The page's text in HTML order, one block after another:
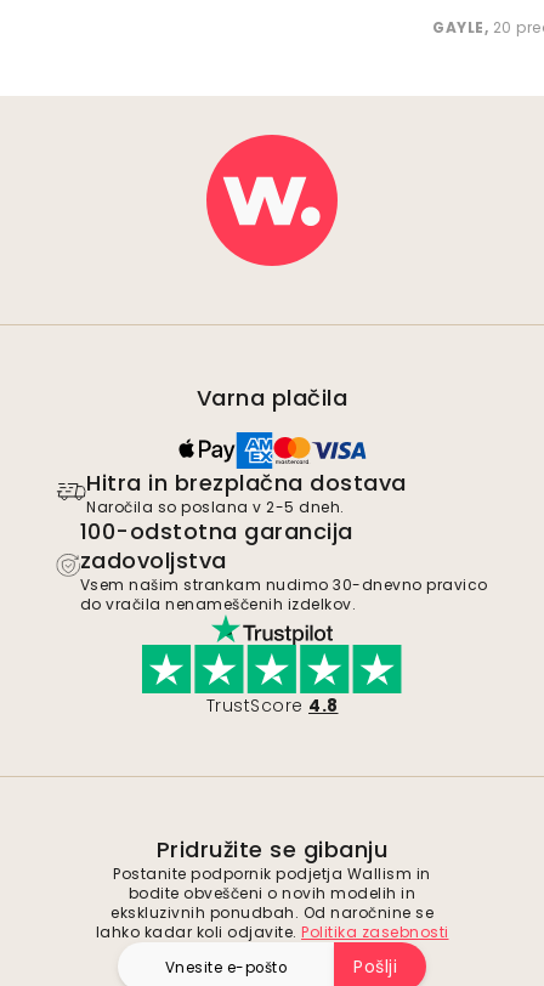
GAYLE, 20
Varna plačila
Hitra in brezplačna dostava
Naročila so poslana v 2-5 dneh.
100-odstotna garancija
zadovoljstva
Vsem našim strankam nudimo 30-dnevno pravico
do vračila nenameščenih izdelkov.
TrustScore 4.8
Pridružite se gibanju
Postanite podpornik podjetja Wallism in
bodite obveščeni o novih modelih in
ekskluzivnih ponudbah. Od naročnine se
lahko kadar koli odjavite. Politika zasebnosti
Pošlji